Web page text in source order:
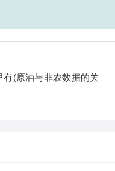
(原油与非农数据的关